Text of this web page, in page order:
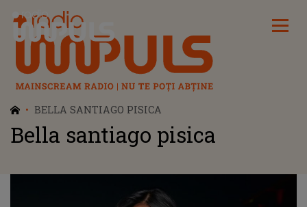
Radio Impuls
BELLA SANTIAGO PISICA
Bella santiago pisica